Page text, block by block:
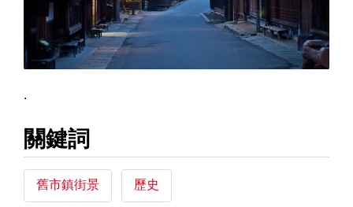
.
關鍵詞
舊市鎮街景 歷史